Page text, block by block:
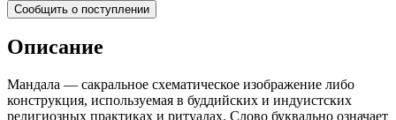
Сообщить о поступлении
Описание
Мандала — сакральное схематическое изображение либо
конструкция, используемая в буддийских и индуистских
религиозных практиках и ритуалах. Слово буквально означает